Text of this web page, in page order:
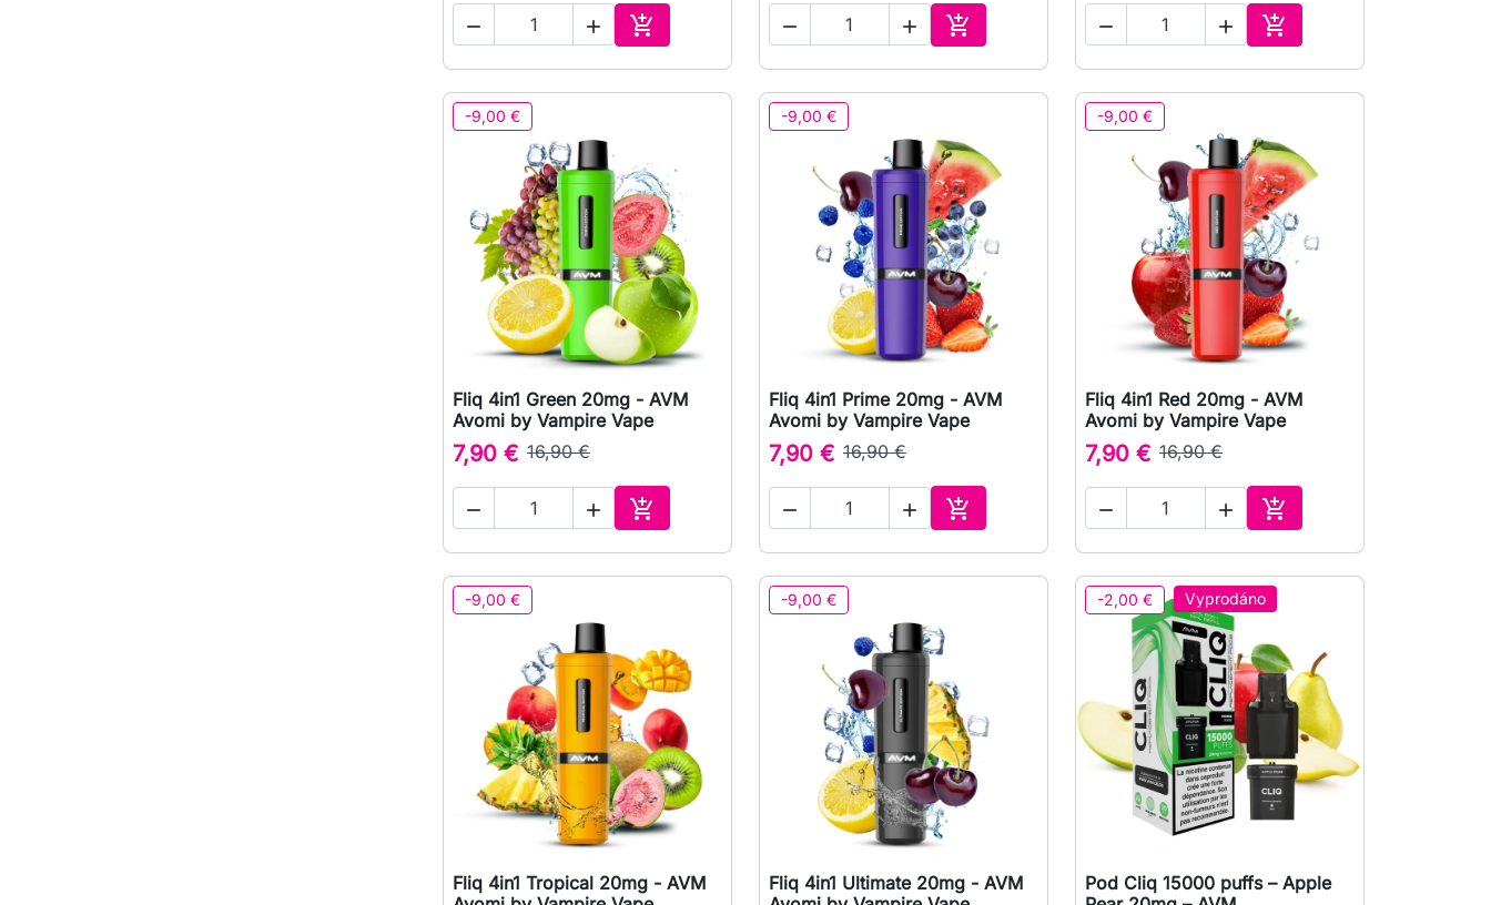
  
Přidat do košíku
  
Přidat do košíku
  
Přidat do košíku
-9,00 €
 Rychlý náhled
Fliq 4in1 Green 20mg - AVM
Avomi by Vampire Vape
7,90 € 16,90 €
  
Přidat do košíku
-9,00 €
 Rychlý náhled
Fliq 4in1 Prime 20mg - AVM
Avomi by Vampire Vape
7,90 € 16,90 €
  
Přidat do košíku
-9,00 €
 Rychlý náhled
Fliq 4in1 Red 20mg - AVM
Avomi by Vampire Vape
7,90 € 16,90 €
  
Přidat do košíku
-9,00 €
 Rychlý náhled
Fliq 4in1 Tropical 20mg - AVM
-9,00 €
 Rychlý náhled
Fliq 4in1 Ultimate 20mg - AVM
-2,00 € Vyprodáno
 Rychlý náhled
Pod Cliq 15000 puffs – Apple